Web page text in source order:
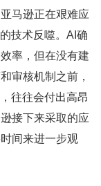
马逊正在艰难应
技术反噬。AI确
率，但在没有建
审核机制之前，
往往会付出高昂
接下来采取的应
间来进一步观